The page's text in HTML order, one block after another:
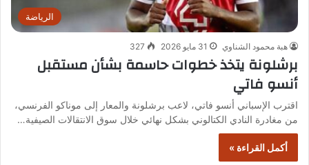
الرياضة
هبة محمود الشناوي 31 مايو 2026 327
برشلونة يتخذ خطوات حاسمة بشأن مستقبل
أنسو فاتي
اقترب الإسباني أنسو فاتي، لاعب برشلونة والمعار إلى موناكو الفرنسي،
من مغادرة النادي الكتالوني بشكل نهائي خلال سوق الانتقالات الصيفية…
أكمل القراءة »